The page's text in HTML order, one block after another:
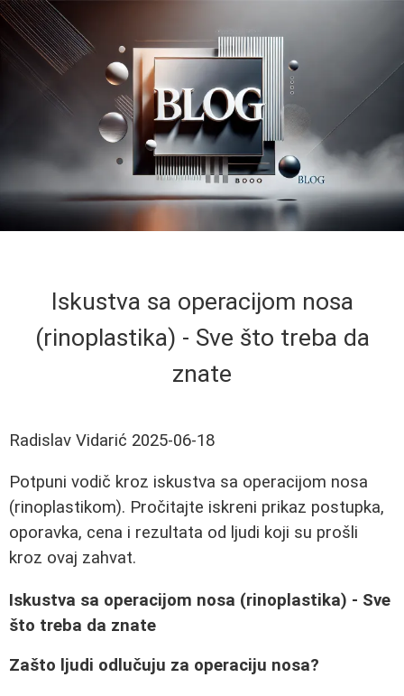
Iskustva sa operacijom nosa
(rinoplastika) - Sve što treba da
znate
Radislav Vidarić 2025-06-18
Potpuni vodič kroz iskustva sa operacijom nosa
(rinoplastikom). Pročitajte iskreni prikaz postupka,
oporavka, cena i rezultata od ljudi koji su prošli
kroz ovaj zahvat.
Iskustva sa operacijom nosa (rinoplastika) - Sve
što treba da znate
Zašto ljudi odlučuju za operaciju nosa?